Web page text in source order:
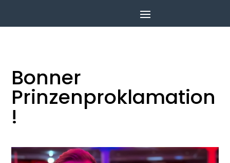
Bonner
Prinzenproklamation
!